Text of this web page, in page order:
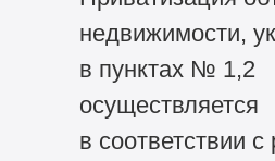
недвижимости,
в пунктах № 1,2
осуществляется
в соответствии